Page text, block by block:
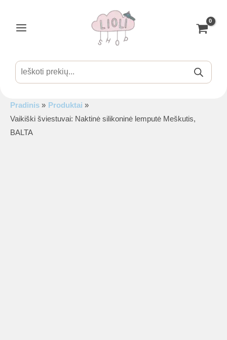
turinio
Products
search
Pradinis
Produktai
Vaikiški šviestuvai: Naktinė silikoninė lemputė Meškutis,
BALTA